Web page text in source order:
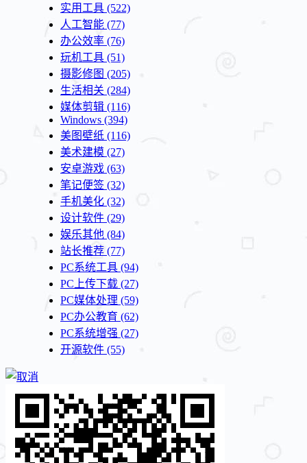
实用工具 (522)
人工智能 (77)
办公效率 (76)
玩机工具 (51)
摄影修图 (205)
生活相关 (284)
媒体剪辑 (116)
Windows (394)
美图壁纸 (116)
美术建模 (27)
安卓游戏 (63)
笔记便签 (32)
手机美化 (32)
设计软件 (29)
娱乐其他 (84)
站长推荐 (77)
PC系统工具 (94)
PC上传下载 (27)
PC媒体处理 (59)
PC办公教育 (62)
PC系统增强 (27)
开源软件 (55)